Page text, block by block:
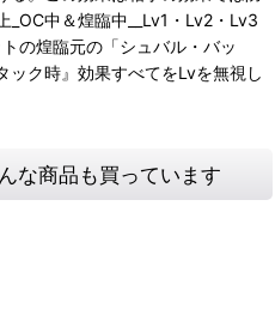
_OC中＆煌臨中__Lv1・Lv2・Lv3
の煌臨元の「シュバル・バッ
ック時』効果すべてをLvを無視し
な商品も買っています